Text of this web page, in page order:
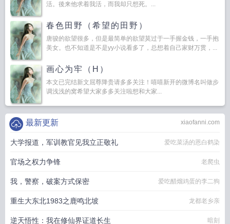
活。後来他求着我活，而我却只想死。...
春色田野（希望的田野）
唐骏的欲望很多，但是最简单的欲望莫过于一手握金钱，一手抱
美女。也不知道是不是yy小说看多了，总想着自己家财万贯，...
画心为牢（H）
本文已完结新文屈尊降贵请多多关注！嘻嘻新开的微博名叫做步
调浅浅的窝希望大家多多关注啦想和大家...
xiaofanni.com
最新更新
大学报道，军训教官见我立正敬礼 爱吃菜汤的恩白鹤染
官场之权力争锋 老爬虫
我，警察，破案方式保密 爱吃醋熘鸡蛋的李二狗
重生大东北1983之鹿鸣北坡 龙都老乡亲
逆天悟性：我在修仙界证道长生 暗刻